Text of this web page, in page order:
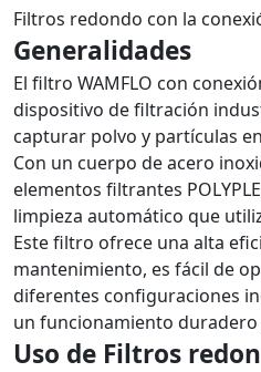
Filtros redondo con la
Generalidades
El filtro WAMFLO con
dispositivo de filtración
capturar polvo y partículas
Con un cuerpo de acero
elementos filtrantes
limpieza automático que
Este filtro ofrece una alta
mantenimiento, es fácil de
diferentes configuraciones
un funcionamiento duradero
Uso de Filtros